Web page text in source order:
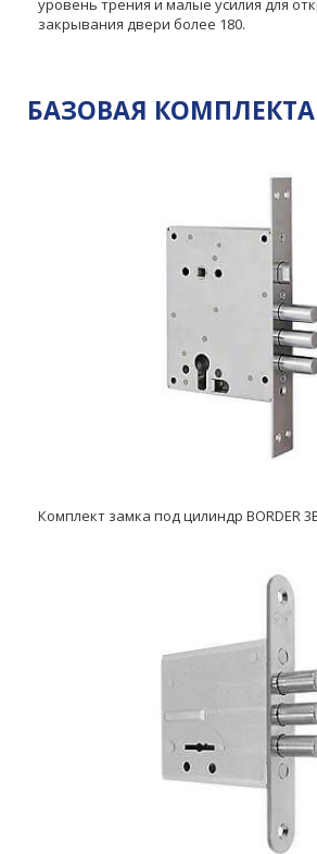
уровень трения и малые усилия для
закрывания двери более 180.
БАЗОВАЯ
Комплект замка под цилиндр BORDER